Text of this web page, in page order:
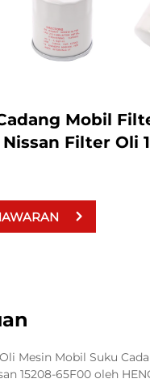
Mobil
Filter Oli
Mesin Mobil Suku
15208-65F00 oleh